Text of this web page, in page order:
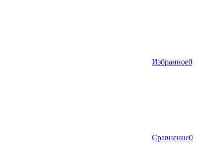
Избранное0
Сравнение0